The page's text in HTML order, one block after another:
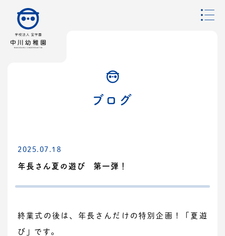
ブログ
2025.07.18
年長さん夏の遊び 第一弾！
終業式の後は、年長さんだけの特別企画！「夏遊
び」です。